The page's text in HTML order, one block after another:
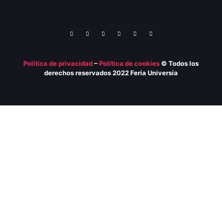
Política de privacidad–Política decookies © Todos los
derechos reservados 2022 Feria Universia